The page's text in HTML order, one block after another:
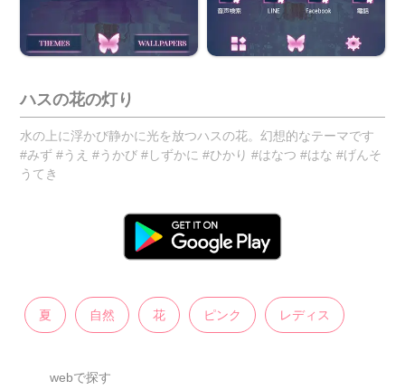
ハスの花の灯り
水の上に浮かび静かに光を放つハスの花。幻想的なテーマです
#みず #うえ #うかび #しずかに #ひかり #はなつ #はな #げんそ
うてき
夏 自然 花 ピンク レディス
webで探す